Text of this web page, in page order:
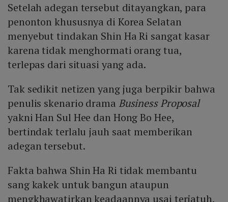
Setelah adegan tersebut ditayangkan, para
penonton khususnya di Korea Selatan
menyebut tindakan Shin Ha Ri sangat kasar
karena tidak menghormati orang tua,
terlepas dari situasi yang ada.
Tak sedikit netizen yang juga berpikir bahwa
penulis skenario drama Business Proposal
yakni Han Sul Hee dan Hong Bo Hee,
bertindak terlalu jauh saat memberikan
adegan tersebut.
Fakta bahwa Shin Ha Ri tidak membantu
sang kakek untuk bangun ataupun
mengkhawatirkan keadaannya usai terjatuh,